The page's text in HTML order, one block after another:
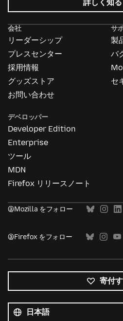
広
詳しく知る
会社
リーダーシップ
プレスセンター
採用情報
グッズストア
お問い合わせ
サ
製
バ
セ
デベロッパー
Developer Edition
Enterprise
ツール
MDN
Firefox リリースノート
@Mozilla をフォロー
@Firefox をフォロー
寄付
べ
て
言
語